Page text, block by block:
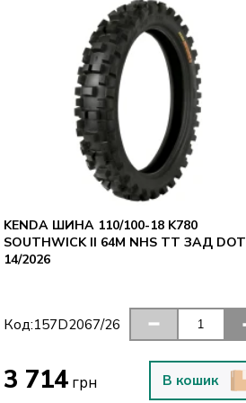
KENDA ШИНА 110/100-18 K780
SOUTHWICK II 64M NHS TT ЗАД DOT
14/2026
Код:157D2067/26
3 714 грн В кошик